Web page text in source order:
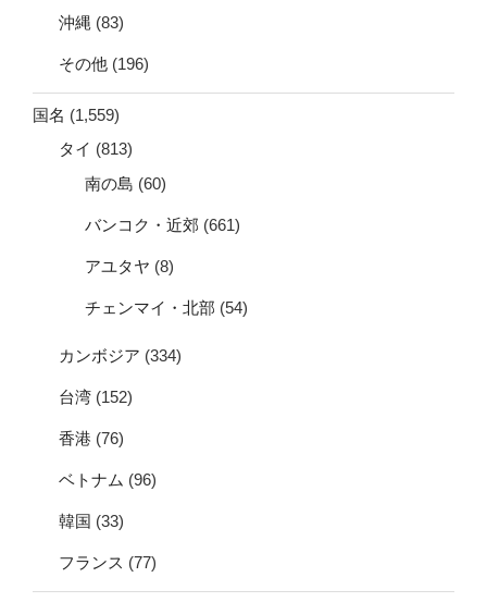
沖縄 (83)
その他 (196)
国名 (1,559)
タイ (813)
南の島 (60)
バンコク・近郊 (661)
アユタヤ (8)
チェンマイ・北部 (54)
カンボジア (334)
台湾 (152)
香港 (76)
ベトナム (96)
韓国 (33)
フランス (77)